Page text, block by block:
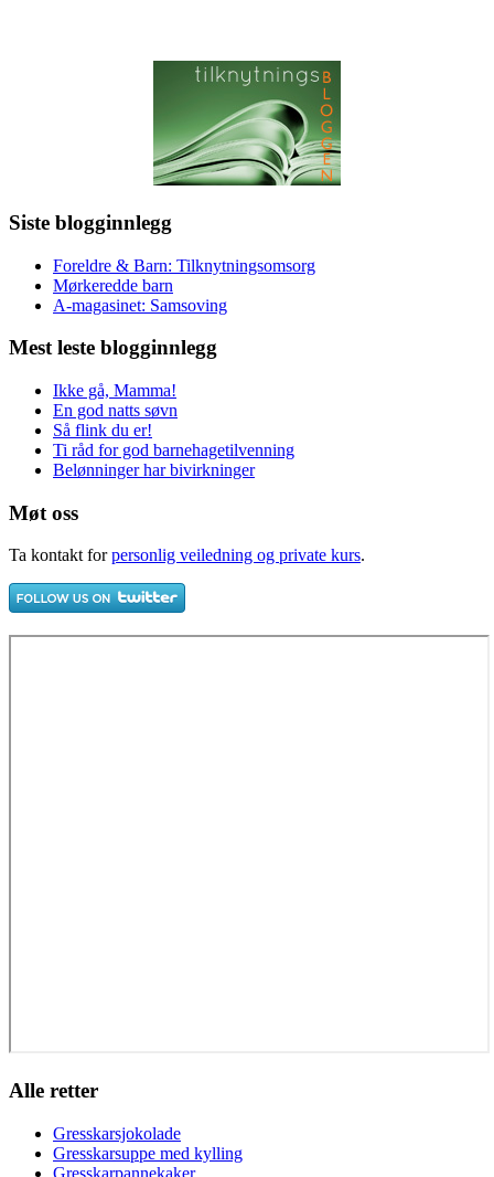
Siste blogginnlegg
Foreldre & Barn: Tilknytningsomsorg
Mørkeredde barn
A-magasinet: Samsoving
Mest leste blogginnlegg
Ikke gå, Mamma!
En god natts søvn
Så flink du er!
Ti råd for god barnehagetilvenning
Belønninger har bivirkninger
Møt oss
Ta kontakt forpersonlig veiledning og private kurs.
Alle retter
Gresskarsjokolade
Gresskarsuppe med kylling
Gresskarpannekaker